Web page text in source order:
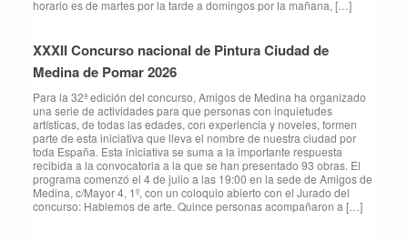
horario es de martes por la tarde a domingos por la mañana, […]
XXXII Concurso nacional de Pintura Ciudad de
Medina de Pomar 2026
Para la 32ª edición del concurso, Amigos de Medina ha organizado
una serie de actividades para que personas con inquietudes
artísticas, de todas las edades, con experiencia y noveles, formen
parte de esta iniciativa que lleva el nombre de nuestra ciudad por
toda España. Esta iniciativa se suma a la importante respuesta
recibida a la convocatoria a la que se han presentado 93 obras. El
programa comenzó el 4 de julio a las 19:00 en la sede de Amigos de
Medina, c/Mayor 4, 1º, con un coloquio abierto con el Jurado del
concurso: Hablemos de arte. Quince personas acompañaron a […]